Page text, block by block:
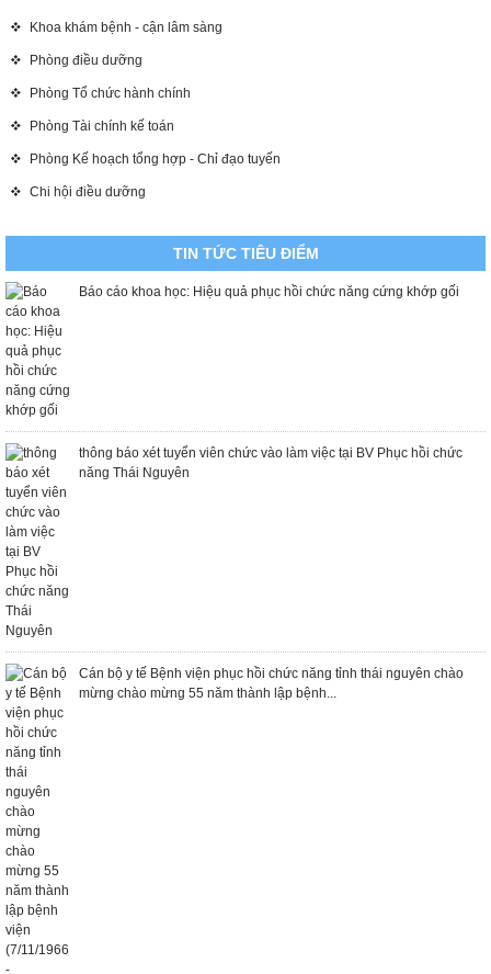
Khoa khám bệnh - cận lâm sàng
Phòng điều dưỡng
Phòng Tổ chức hành chính
Phòng Tài chính kế toán
Phòng Kế hoạch tổng hợp - Chỉ đạo tuyến
Chi hội điều dưỡng
TIN TỨC TIÊU ĐIỂM
Báo cáo khoa học: Hiệu quả phục hồi chức năng cứng khớp gối
thông báo xét tuyển viên chức vào làm việc tại BV Phục hồi chức
năng Thái Nguyên
Cán bộ y tế Bệnh viện phục hồi chức năng tỉnh thái nguyên chào
mừng chào mừng 55 năm thành lập bệnh...